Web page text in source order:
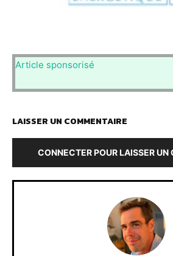
Article sponsorisé
LAISSER UN COMMENTAIRE
CONNECTER POUR LAISSER UN